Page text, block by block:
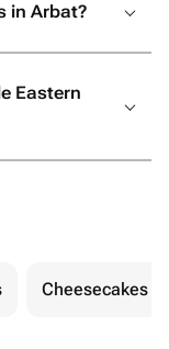
in Arbat?
Eastern
Cheesecakes